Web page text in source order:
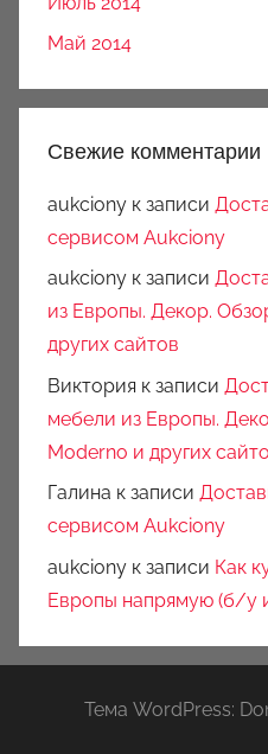
Май 2014
Свежие комментарии
aukciony к записи
сервисом Aukciony
aukciony к записи
из Европы. Декор.
других сайтов
Виктория к записи
мебели из Европы.
Moderno и других
Галина к записи
сервисом Aukciony
aukciony к записи Как
Европы напрямую (б/у
Тема WordPress: